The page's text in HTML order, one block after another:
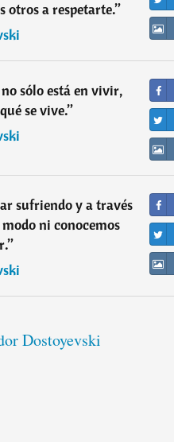
otros a respetarte.”
sólo está en vivir,
se vive.”
sufriendo y a través
ni conocemos
”
Dostoyevski